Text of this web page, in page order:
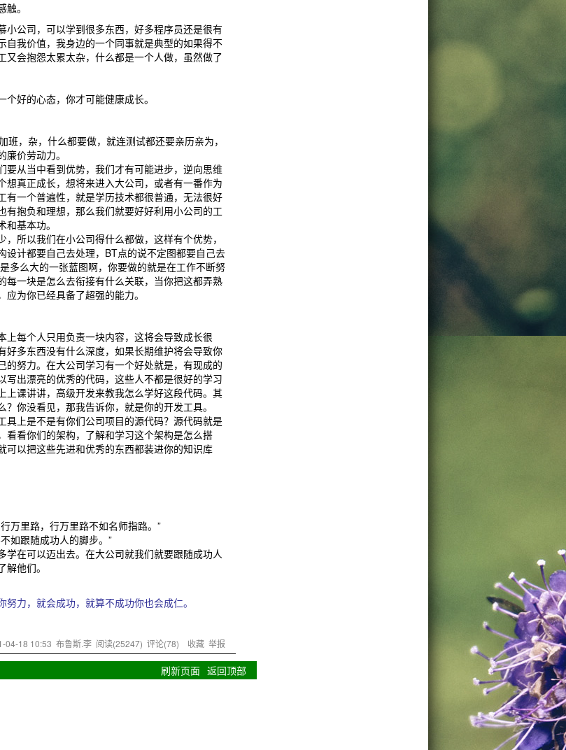
。
公司，可以学到很多东西，好多程序员还是很有
我价值，我身边的一个同事就是典型的如果得不
会抱怨太累太杂，什么都是一个人做，虽然做了
好的心态，你才可能健康成长。
，杂，什么都要做，就连测试都还要亲历亲为，
价劳动力。
从当中看到优势，我们才有可能进步，逆向思维
真正成长，想将来进入大公司，或者有一番作为
一个普遍性，就是学历技术都很普通，无法很好
抱负和理想，那么我们就要好好利用小公司的工
基本功。
所以我们在小公司得什么都做，这样有个优势，
计都要自己去处理，BT点的说不定图都要自己去
多么大的一张蓝图啊，你要做的就是在工作不断努
一块是怎么去衔接有什么关联，当你把这都弄熟
为你已经具备了超强的能力。
每个人只用负责一块内容，这将会导致成长很
多东西没有什么深度，如果长期维护将会导致你
努力。在大公司学习有一个好处就是，有现成的
出漂亮的优秀的代码，这些人不都是很好的学习
课讲讲，高级开发来教我怎么学好这段代码。其
你没看见，那我告诉你，就是你的开发工具。
上是不是有你们公司项目的源代码？源代码就是
看你们的架构，了解和学习这个架构是怎么搭
以把这些先进和优秀的东西都装进你的知识库
万里路，行万里路不如名师指路。”
如跟随成功人的脚步。”
在可以迈出去。在大公司就我们就要跟随成功人
他们。
力，就会成功，就算不成功你也会成仁。
04-18 10:53 布鲁斯.李 阅读(25247) 评论(78) 收藏 举报
刷新页面 返回顶部